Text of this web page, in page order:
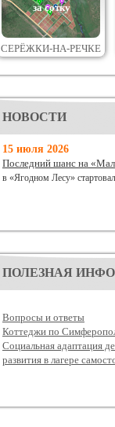
за сотку
СЕРЁЖКИ-НА-РЕЧКЕ
НОВОСТИ
15 июля 2026
Последний шанс на
в «Ягодном Лесу»
ПОЛЕЗНАЯ
Вопросы и ответы
Коттеджи по
Социальная адаптация
развития в лагере